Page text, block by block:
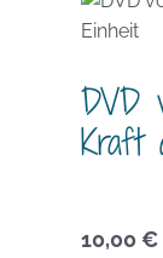
DVD
Kraft
10,00 €